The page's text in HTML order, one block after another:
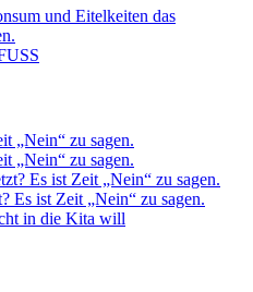
und Eitelkeiten das
„Nein“ zu sagen.
„Nein“ zu sagen.
Es ist Zeit „Nein“ zu sagen.
Es ist Zeit „Nein“ zu sagen.
in die Kita will